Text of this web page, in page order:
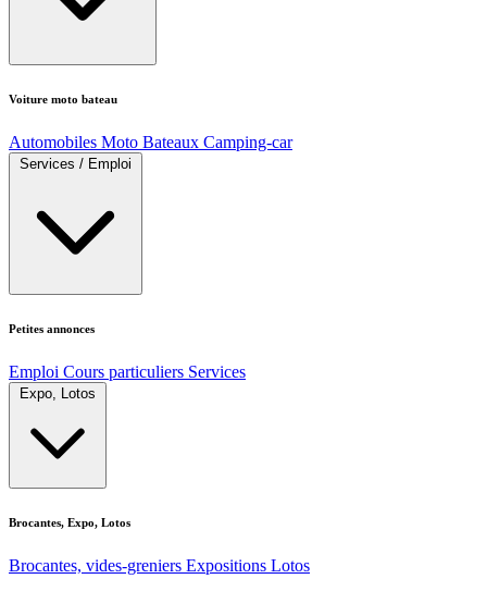
Voiture moto bateau
Automobiles Moto Bateaux Camping-car
Services / Emploi
Petites annonces
Emploi Cours particuliers Services
Expo, Lotos
Brocantes, Expo, Lotos
Brocantes, vides-greniers Expositions Lotos